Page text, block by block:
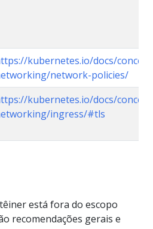
kubernetes.io/docs/
network-policies/
kubernetes.io/docs/
ingress/#tls
está fora do escopo
recomendações gerais e